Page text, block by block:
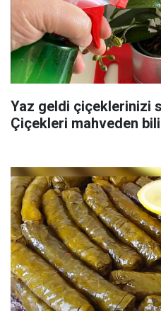
Yaz geldi çiçeklerinizi
Çiçekleri mahveden